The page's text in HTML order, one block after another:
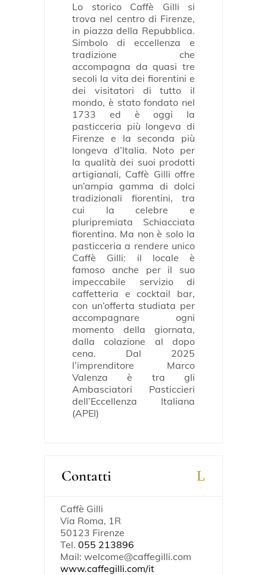
Lo storico Caffè Gilli si
trova nel centro di Firenze,
in piazza della Repubblica.
Simbolo di eccellenza e
tradizione che
accompagna da quasi tre
secoli la vita dei fiorentini e
dei visitatori di tutto il
mondo, è stato fondato nel
1733 ed è oggi la
pasticceria più longeva di
Firenze e la seconda più
longeva d’Italia. Noto per
la qualità dei suoi prodotti
artigianali, Caffè Gilli offre
un’ampia gamma di dolci
tradizionali fiorentini, tra
cui la celebre e
pluripremiata Schiacciata
fiorentina. Ma non è solo la
pasticceria a rendere unico
Caffè Gilli: il locale è
famoso anche per il suo
impeccabile servizio di
caffetteria e cocktail bar,
con un’offerta studiata per
accompagnare ogni
momento della giornata,
dalla colazione al dopo
cena. Dal 2025
l’imprenditore Marco
Valenza è tra gli
Ambasciatori Pasticcieri
dell’Eccellenza Italiana
(APEI)
Contatti
Caffè Gilli
Via Roma, 1R
50123 Firenze
Tel. 055 213896
Mail: welcome@caffegilli.com
www.caffegilli.com/it